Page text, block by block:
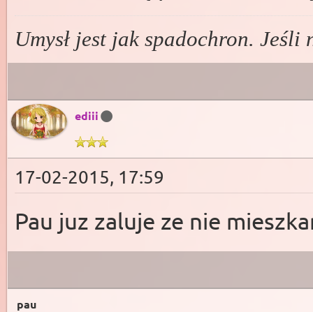
Umysł jest jak spadochron.
ediii
17-02-2015, 17:59
Pau juz zaluje ze nie
pau